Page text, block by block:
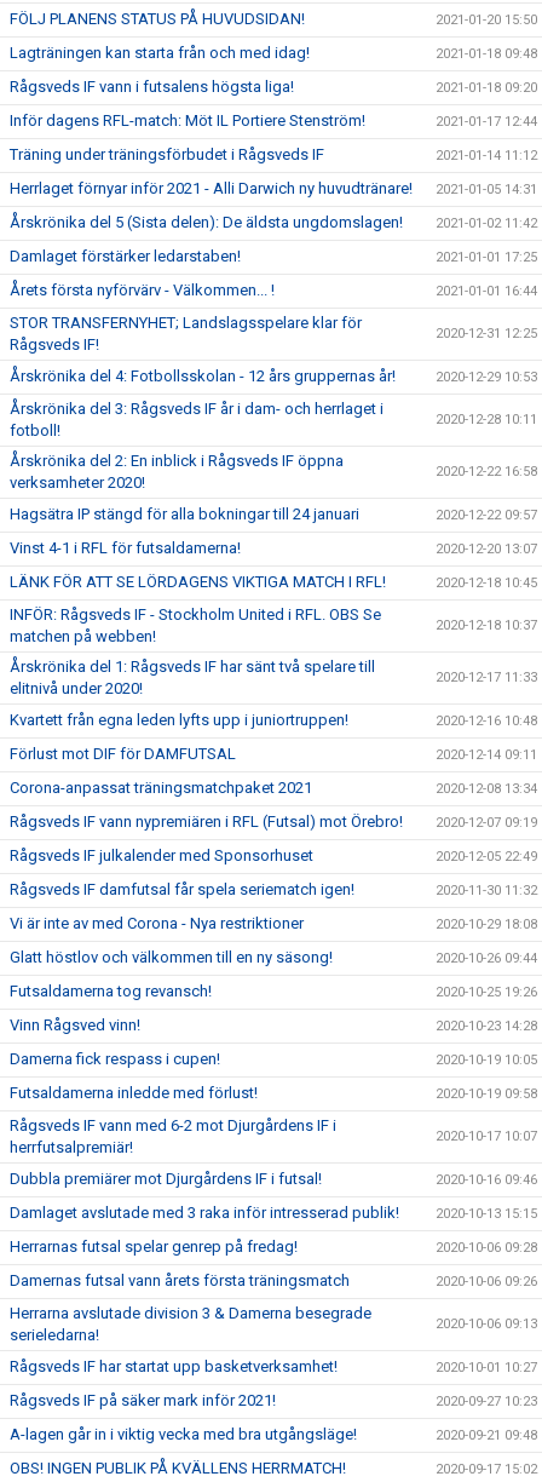
FÖLJ PLANENS STATUS PÅ HUVUDSIDAN! 2021-01-20 15:50
Lagträningen kan starta från och med idag! 2021-01-18 09:48
Rågsveds IF vann i futsalens högsta liga! 2021-01-18 09:20
Inför dagens RFL-match: Möt IL Portiere Stenström! 2021-01-17 12:44
Träning under träningsförbudet i Rågsveds IF 2021-01-14 11:12
Herrlaget förnyar inför 2021 - Alli Darwich ny huvudtränare! 2021-01-05 14:31
Årskrönika del 5 (Sista delen): De äldsta ungdomslagen! 2021-01-02 11:42
Damlaget förstärker ledarstaben! 2021-01-01 17:25
Årets första nyförvärv - Välkommen... ! 2021-01-01 16:44
STOR TRANSFERNYHET; Landslagsspelare klar för
Rågsveds IF!
2020-12-31 12:25
Årskrönika del 4: Fotbollsskolan - 12 års gruppernas år! 2020-12-29 10:53
Årskrönika del 3: Rågsveds IF år i dam- och herrlaget i
fotboll!
2020-12-28 10:11
Årskrönika del 2: En inblick i Rågsveds IF öppna
verksamheter 2020!
2020-12-22 16:58
Hagsätra IP stängd för alla bokningar till 24 januari 2020-12-22 09:57
Vinst 4-1 i RFL för futsaldamerna! 2020-12-20 13:07
LÄNK FÖR ATT SE LÖRDAGENS VIKTIGA MATCH I RFL! 2020-12-18 10:45
INFÖR: Rågsveds IF - Stockholm United i RFL. OBS Se
matchen på webben!
2020-12-18 10:37
Årskrönika del 1: Rågsveds IF har sänt två spelare till
elitnivå under 2020!
2020-12-17 11:33
Kvartett från egna leden lyfts upp i juniortruppen! 2020-12-16 10:48
Förlust mot DIF för DAMFUTSAL 2020-12-14 09:11
Corona-anpassat träningsmatchpaket 2021 2020-12-08 13:34
Rågsveds IF vann nypremiären i RFL (Futsal) mot Örebro! 2020-12-07 09:19
Rågsveds IF julkalender med Sponsorhuset 2020-12-05 22:49
Rågsveds IF damfutsal får spela seriematch igen! 2020-11-30 11:32
Vi är inte av med Corona - Nya restriktioner 2020-10-29 18:08
Glatt höstlov och välkommen till en ny säsong! 2020-10-26 09:44
Futsaldamerna tog revansch! 2020-10-25 19:26
Vinn Rågsved vinn! 2020-10-23 14:28
Damerna fick respass i cupen! 2020-10-19 10:05
Futsaldamerna inledde med förlust! 2020-10-19 09:58
Rågsveds IF vann med 6-2 mot Djurgårdens IF i
herrfutsalpremiär!
2020-10-17 10:07
Dubbla premiärer mot Djurgårdens IF i futsal! 2020-10-16 09:46
Damlaget avslutade med 3 raka inför intresserad publik! 2020-10-13 15:15
Herrarnas futsal spelar genrep på fredag! 2020-10-06 09:28
Damernas futsal vann årets första träningsmatch 2020-10-06 09:26
Herrarna avslutade division 3 & Damerna besegrade
serieledarna!
2020-10-06 09:13
Rågsveds IF har startat upp basketverksamhet! 2020-10-01 10:27
Rågsveds IF på säker mark inför 2021! 2020-09-27 10:23
A-lagen går in i viktig vecka med bra utgångsläge! 2020-09-21 09:48
OBS! INGEN PUBLIK PÅ KVÄLLENS HERRMATCH! 2020-09-17 15:02